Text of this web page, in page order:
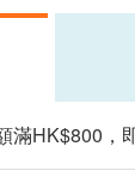
滿HK$800，